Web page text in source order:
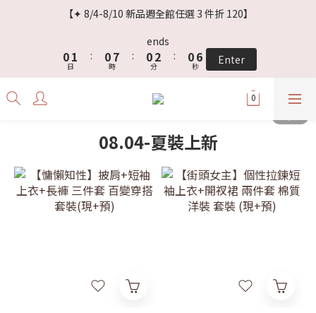
【✦ 8/4-8/10 新品週全館任選 3 件折 120】
ends
0
4
1
0
日
:
3
2
07
6
2
1
0
時
:
3
1
0
5
3
2
1
分
:
3
0
8
5
4
0
秒 Enter
08.04-夏裝上新